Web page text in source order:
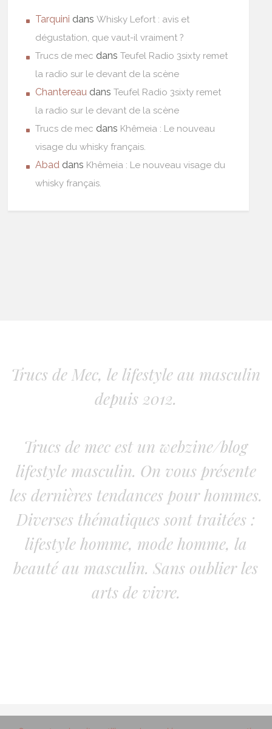
Tarquini dansWhisky Lefort : avis et
dégustation, que vaut-il vraiment ?
Trucs de mec dansTeufel Radio 3sixty remet
la radio sur le devant de la scène
Chantereau dansTeufel Radio 3sixty remet
la radio sur le devant de la scène
Trucs de mec dans Khêmeia : Le nouveau
visage du whisky français.
Abad dans Khêmeia : Le nouveau visage du
whisky français.
Trucs de Mec, le lifestyle au masculin
depuis 2012.
Trucs de mec est un webzine/blog
lifestyle masculin. On vous présente
les dernières tendances pour hommes.
Diverses thématiques sont traitées :
lifestyle homme, mode homme, la
beauté au masculin. Sans oublier les
arts de vivre.